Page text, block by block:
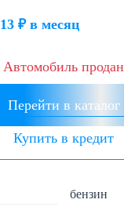
₽ в месяц
Автомобиль продан
Перейти в каталог
Купить в кредит
бензин